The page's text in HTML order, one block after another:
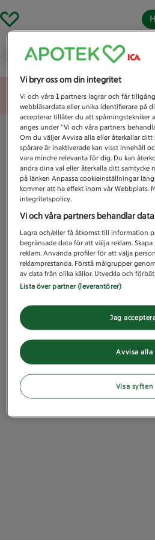
Vad letar du efter idag?
Unknown
Vi bryr oss om din integritet
Vi och våra1 partners lagrar och får
webbläsardata eller unika identifierare på
accepterar tillåter du att spårningstekniker
anges under ”Vi och våra partners
Om du väljer Avvisa alla eller återkallar ditt
spårare är inaktiverade kan visst innehåll
vara mindre relevanta för dig. Du kan
ändra dina val eller återkalla ditt samtycke
på länken Anpassa cookieinställningar
kommer att ha effekt inom vår Webbplats.
integritetspolicy.
Vi och våra partners behandlar
Lagra och/eller få åtkomst till information
begränsade data för att välja reklam.
reklam. Använda profiler för att välja
reklamprestanda. Förstå målgrupper
av data från olika källor. Utveckla och
Lista över partner (leverantörer)
Avvisa alla
Jag
Visa syften